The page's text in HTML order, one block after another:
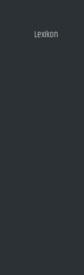
Lexikon